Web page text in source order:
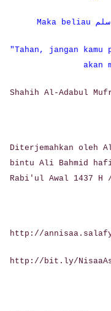
"Tahan, jangan kamu
akan
Shahih Al-Adabul
Diterjemahkan oleh
bintu Ali Bahmid
Rabi'ul Awal 1437 H
http://
http://bit.ly/